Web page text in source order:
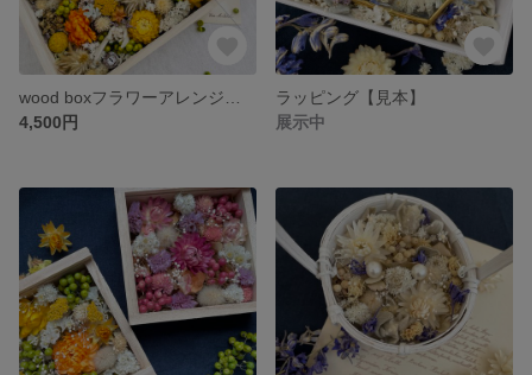
4,500円
ラッピング【見本】
展示中